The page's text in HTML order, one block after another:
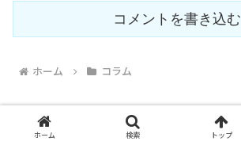
コメントを書き込む
ホーム コラム
ホーム 検索 トップ